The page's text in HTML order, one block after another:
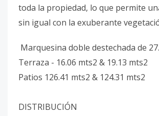
toda la propiedad, lo que permite
sin igual con la exuberante
Marquesina doble destechada de
Terraza - 16.06 mts2 & 19.13 mts2
Patios 126.41 mts2 & 124.31 mts2
DISTRIBUCIÓN